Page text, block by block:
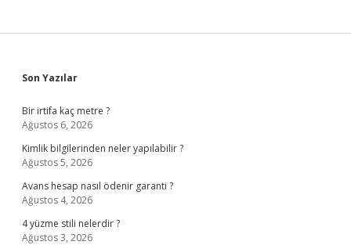
Sidebar
Son Yazılar
Bir irtifa kaç metre ?
Ağustos 6, 2026
Kimlik bilgilerinden neler yapılabilir ?
Ağustos 5, 2026
Avans hesap nasıl ödenir garanti ?
Ağustos 4, 2026
4 yüzme stili nelerdir ?
Ağustos 3, 2026